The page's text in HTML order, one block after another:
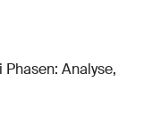
Analyse,